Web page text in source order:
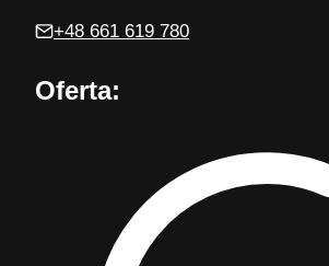
+48 661 619 780
Oferta: